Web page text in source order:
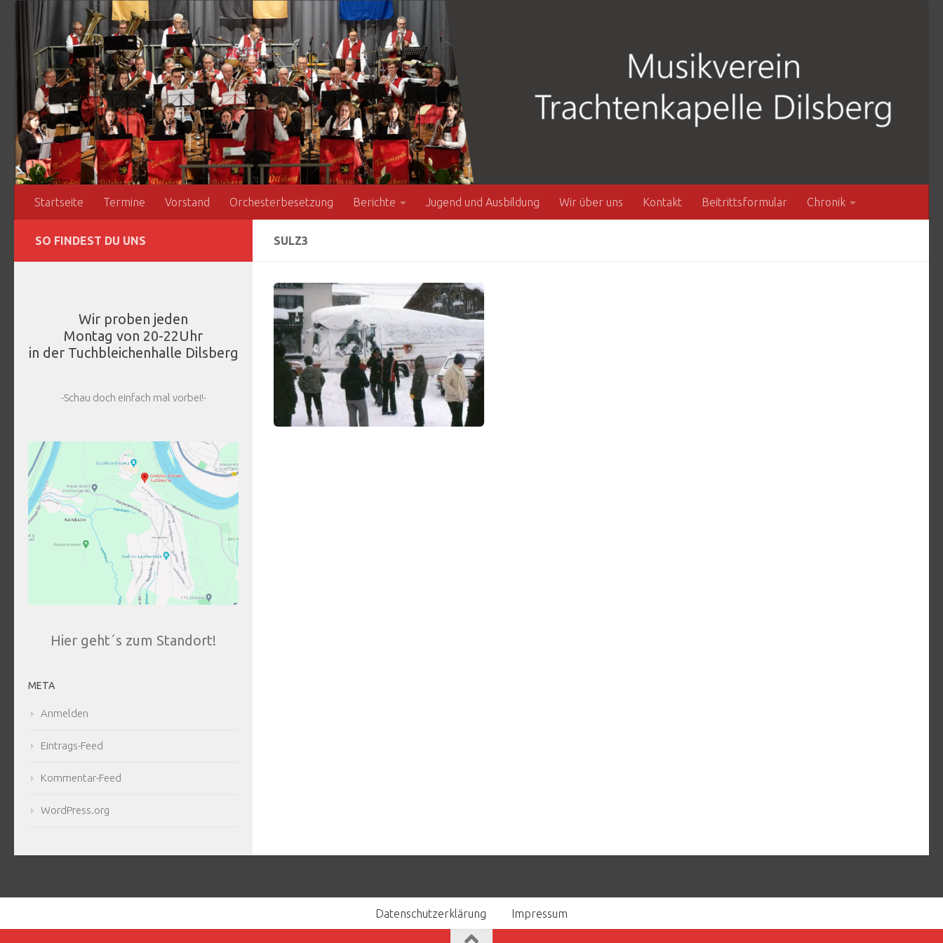
Zum Inhalt springen
Startseite Termine Vorstand Orchesterbesetzung Berichte Jugend und Ausbildung Wir über uns Kontakt Beitrittsformular Chronik
SULZ3
SO FINDEST DU UNS
Wir proben jeden
Montag von 20-22Uhr
in der Tuchbleichenhalle Dilsberg
-Schau doch einfach mal vorbei!-
Hier geht´s zum Standort!
META
Anmelden
Eintrags-Feed
Kommentar-Feed
WordPress.org
Datenschutzerklärung Impressum